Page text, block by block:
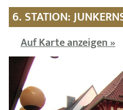
6. STATION:
Auf Karte anzeigen »